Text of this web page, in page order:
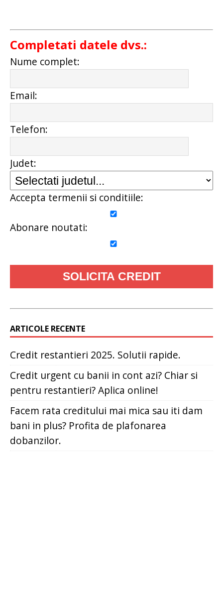
Completati datele dvs.:
Nume complet:
Email:
Telefon:
Judet:
Accepta termenii si conditiile:
Abonare noutati:
ARTICOLE RECENTE
Credit restantieri 2025. Solutii rapide.
Credit urgent cu banii in cont azi? Chiar si
pentru restantieri? Aplica online!
Facem rata creditului mai mica sau iti dam
bani in plus? Profita de plafonarea
dobanzilor.